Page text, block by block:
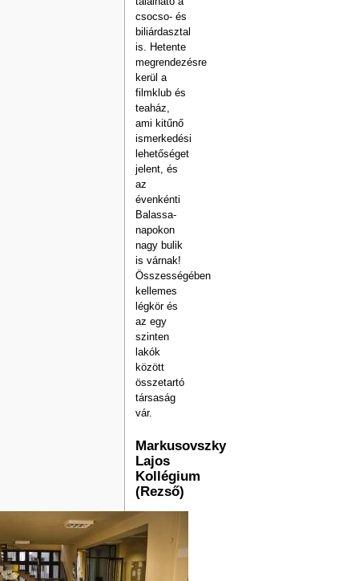
csocso- és
biliárdasztal
is. Hetente
megrendezésre
kerül a
filmklub és
teaház,
ami kitűnő
ismerkedési
lehetőséget
jelent, és
az
évenkénti
Balassa-
napokon
nagy bulik
is várnak!
Összességében
kellemes
légkör és
az egy
szinten
lakók
között
összetartó
társaság
vár.
Markusovszky
Lajos
Kollégium
(Rezső)